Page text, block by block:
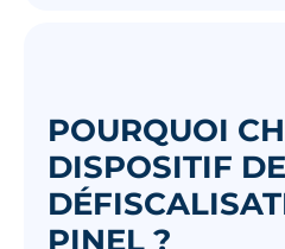
POURQUOI
DISPOSITIF DE
PINEL ?